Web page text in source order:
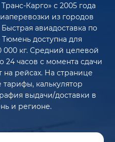
Карго» с 2005 года
из городов
авиадоставка по
доступна для
000 кг. Средний целевой
часов с момента сдачи
на рейсах. На странице
тарифы, калькулятор
выдачи/доставки в
и регионе.